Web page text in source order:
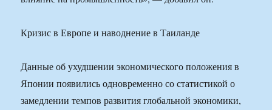
Кризис в Европе и наводнение в Таиланде
Данные об ухудшении экономического положения в
Японии появились одновременно со статистикой о
замедлении темпов развития глобальной экономики,